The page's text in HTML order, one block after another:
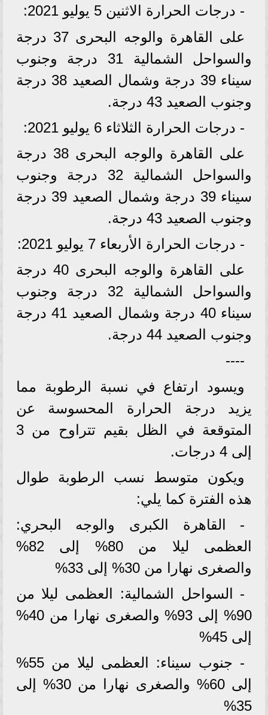
- درجات الحرارة الاثنين 5 يوليو 2021:
على القاهرة والوجه البحرى 37 درجة
والسواحل الشمالية 31 درجة وجنوب
سيناء 39 درجة وشمال الصعيد 38 درجة
وجنوب الصعيد 43 درجة.
- درجات الحرارة الثلاثاء 6 يوليو 2021:
على القاهرة والوجه البحرى 38 درجة
والسواحل الشمالية 32 درجة وجنوب
سيناء 39 درجة وشمال الصعيد 39 درجة
وجنوب الصعيد 43 درجة.
- درجات الحرارة الأربعاء 7 يوليو 2021:
على القاهرة والوجه البحرى 40 درجة
والسواحل الشمالية 32 درجة وجنوب
سيناء 40 درجة وشمال الصعيد 41 درجة
وجنوب الصعيد 44 درجة.
----
ويسود ارتفاع في نسبة الرطوبة مما
يزيد درجة الحرارة المحسوسة عن
المتوقعة في الظل بقيم تتراوح من 3
إلى 4 درجات.
ويكون متوسط نسب الرطوبة طوال
هذه الفترة كما يلي:
- القاهرة الكبرى والوجه البحري:
العظمى ليلا من 80% إلى 82%
والصغرى نهارا من 30% إلى 33%
- السواحل الشمالية: العظمى ليلا من
90% إلى 93% والصغرى نهارا من 40%
إلى 45%
- جنوب سيناء: العظمى ليلا من 55%
إلى 60% والصغرى نهارا من 30% إلى
35%